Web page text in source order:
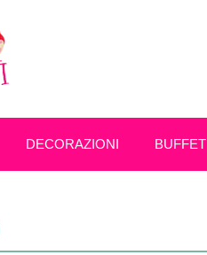
DECORAZIONI BUFFET